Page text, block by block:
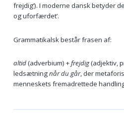
frejdig’). I moderne dansk betyder
og uforfærdet’.
Grammatikalsk består frasen af:
altid(adverbium) +frejdig(adjektiv,
ledsætningnår du går, der
menneskets fremadrettede